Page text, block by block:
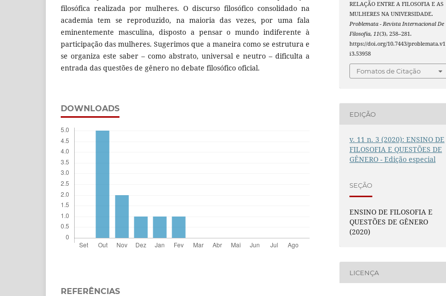
filosófica realizada por mulheres. O discurso filosófico consolidado na
academia tem se reproduzido, na maioria das vezes, por uma fala
eminentemente masculina, disposto a pensar o mundo indiferente à
participação das mulheres. Sugerimos que a maneira como se estrutura e
se organiza este saber – como abstrato, universal e neutro – dificulta a
entrada das questões de gênero no debate filosófico oficial.
DOWNLOADS
REFERÊNCIAS
RELAÇÃO ENTRE A FILOSOFIA E AS
MULHERES NA UNIVERSIDADE.
Problemata - Revista Internacional De
Filosofia, 11(3), 258–281.
https://doi.org/10.7443/
i3.53958
Fomatos de Citação
EDIÇÃO
v. 11 n. 3 (2020): ENSINO DE
FILOSOFIA E QUESTÕES DE
GÊNERO - Edição especial
SEÇÃO
ENSINO DE FILOSOFIA E
QUESTÕES DE GÊNERO
(2020)
LICENÇA